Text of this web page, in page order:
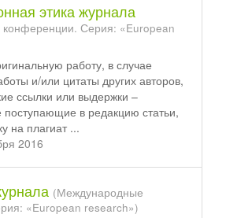
этика журнала
Серия: «European
работу, в случае
и/или цитаты других авторов,
ссылки или выдержки –
поступающие в редакцию статьи,
на плагиат ...
2016
(Международные
«European research»)